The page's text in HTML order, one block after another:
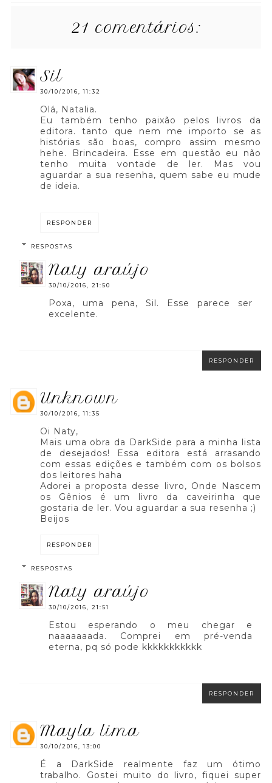
21 comentários:
sil
30/10/2016, 11:32
Olá, Natalia.
Eu também tenho paixão pelos livros da
editora. tanto que nem me importo se as
histórias são boas, compro assim mesmo
hehe. Brincadeira. Esse em questão eu não
tenho muita vontade de ler. Mas vou
aguardar a sua resenha, quem sabe eu mude
de ideia.
RESPONDER
RESPOSTAS
naty araújo
30/10/2016, 21:50
Poxa, uma pena, Sil. Esse parece ser
excelente.
RESPONDER
unknown
30/10/2016, 11:35
Oi Naty,
Mais uma obra da DarkSide para a minha lista
de desejados! Essa editora está arrasando
com essas edições e também com os bolsos
dos leitores haha
Adorei a proposta desse livro, Onde Nascem
os Gênios é um livro da caveirinha que
gostaria de ler. Vou aguardar a sua resenha ;)
Beijos
RESPONDER
RESPOSTAS
naty araújo
30/10/2016, 21:51
Estou esperando o meu chegar e
naaaaaaada. Comprei em pré-venda
eterna, pq só pode kkkkkkkkkkk
RESPONDER
mayla lima
30/10/2016, 13:00
É a DarkSide realmente faz um ótimo
trabalho. Gostei muito do livro, fiquei super